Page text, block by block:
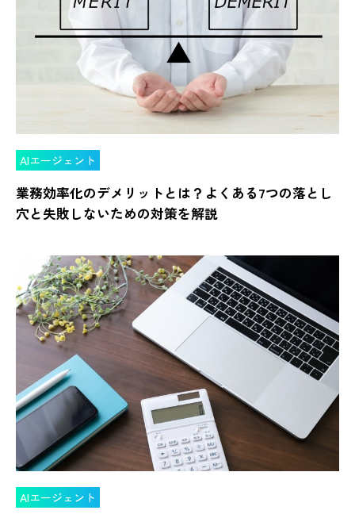
AIエージェント
業務効率化のデメリットとは？よくある7つの落とし
穴と失敗しないための対策を解説
AIエージェント